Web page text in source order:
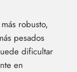
robusto,
pesados
dificultar
en